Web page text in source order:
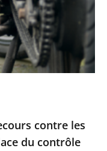
contre les
du contrôle